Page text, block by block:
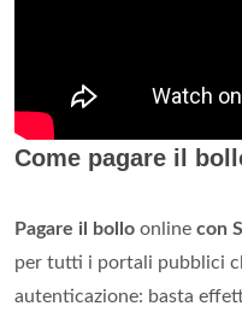
Come pagare il
Pagare il bollo online con
per tutti i portali pubblici
autenticazione: basta